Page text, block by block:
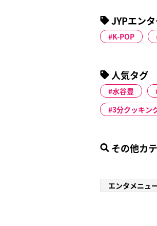
JYPエン
K-POP
人気タグ
水谷豊
3分クッキン
その他カ
エンタメニュ